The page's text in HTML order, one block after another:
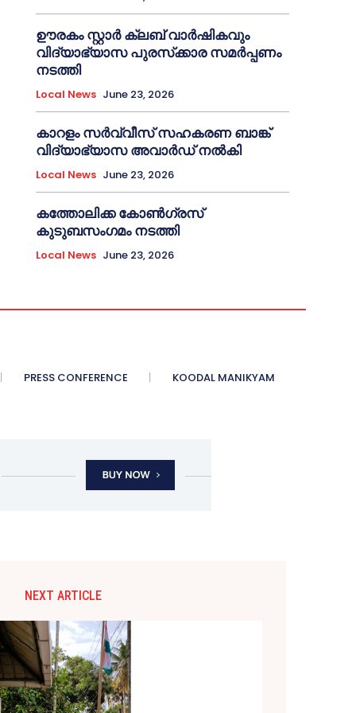
ഊരകം സ്റ്റാർ ക്ലബ് വാർഷികവും
വിദ്യാഭ്യാസ പുരസ്‌ക്കാര സമർപ്പണം
നടത്തി
Local News June 23, 2026
കാറളം സർവ്വീസ് സഹകരണ ബാങ്ക്
വിദ്യാഭ്യാസ അവാർഡ് നൽകി
Local News June 23, 2026
കത്തോലിക്ക കോൺഗ്രസ്
കുടുബസംഗമം നടത്തി
Local News June 23, 2026
PRESS CONFERENCE KOODAL MANIKYAM
NEXT ARTICLE